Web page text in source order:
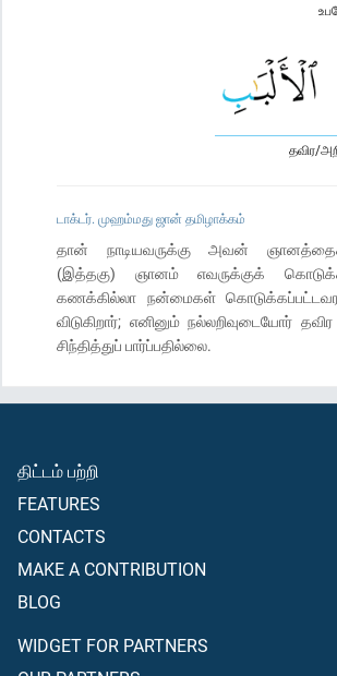
தவிர/
டாக்டர். முஹம்மது ஜான் தமிழாக்கம்
தான் நாடியவருக்கு அவன்
(இத்தகு) ஞானம் எவருக்குக்
கணக்கில்லா நன்மைகள்
விடுகிறார்; எனினும் நல்லறிவுடையோர்
சிந்தித்துப் பார்ப்பதில்லை.
திட்டம் பற்றி
FEATURES
CONTACTS
MAKE A CONTRIBUTION
BLOG
WIDGET FOR PARTNERS